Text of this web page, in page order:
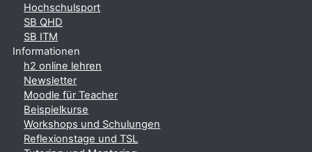
Hochschulsport
SB QHD
SB ITM
Informationen
h2 online lehren
Newsletter
Moodle für Teacher
Beispielkurse
Workshops und Schulungen
Reflexionstage und TSL